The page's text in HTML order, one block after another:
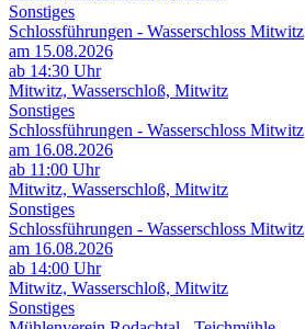
Sonstiges
Schlossführungen - Wasserschloss Mitwitz
am 15.08.2026
ab 14:30 Uhr
Mitwitz, Wasserschloß, Mitwitz
Sonstiges
Schlossführungen - Wasserschloss Mitwitz
am 16.08.2026
ab 11:00 Uhr
Mitwitz, Wasserschloß, Mitwitz
Sonstiges
Schlossführungen - Wasserschloss Mitwitz
am 16.08.2026
ab 14:00 Uhr
Mitwitz, Wasserschloß, Mitwitz
Sonstiges